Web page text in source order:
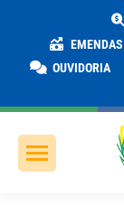
OUVIDORIA